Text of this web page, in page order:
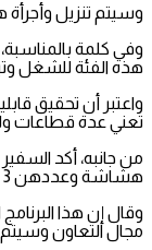
وسيتم تنزيل وأجرأة هذا المشروع على مدى 24 شهرا، في مرحلة أولى
وفي كلمة
هذه الفئة للشغل
تعني عدة قطاعات
من جانبه، أكد
هشاشة وعددهن 3 آلاف فتاة، على مدى سنتين.
مجال التعاون وسيتم تفعيله في 50 جماعة في جهتي الشرق وسوس ماسة،